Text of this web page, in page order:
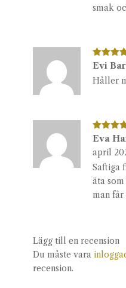
smak
Evi
Håller
Eva
april
Saftiga
äta
man
Lägg till en recension
Du måste vara
recension.